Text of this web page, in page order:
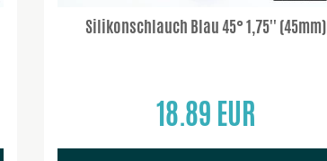
Silikonschlauch Blau 45° 1,75'' (45mm)
18.89 EUR